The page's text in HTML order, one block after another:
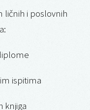
ličnih i poslovnih
ispitima
knjiga